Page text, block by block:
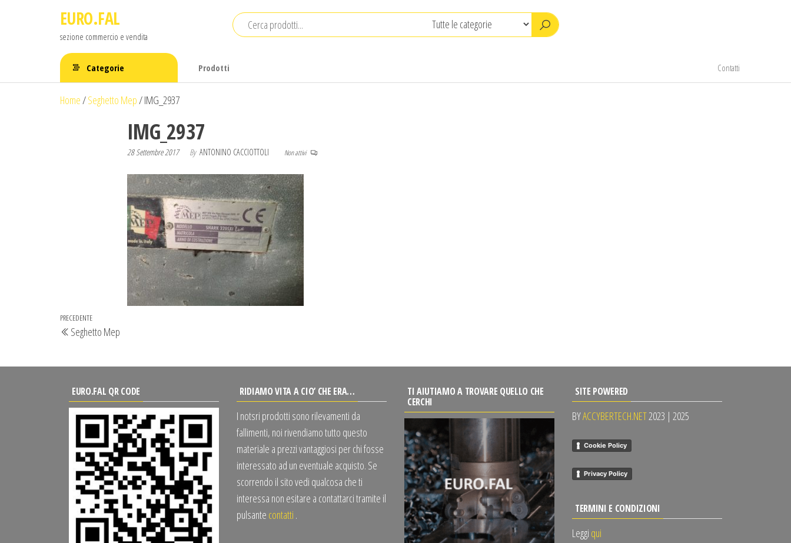
EURO.FAL
sezione commercio e vendita
Categorie Prodotti Contatti
Home/Seghetto Mep/IMG_2937
IMG_2937
28 Settembre 2017 By ANTONINO CACCIOTTOLI Non attivi
Navigazione
articoli
Articolo
precedente
PRECEDENTE
Seghetto Mep
EURO.FAL QR CODE RIDIAMO VITA A CIO’ CHE ERA…
I notsri prodotti sono rilevamenti da
fallimenti, noi rivendiamo tutto questo
materiale a prezzi vantaggiosi per chi fosse
interessato ad un eventuale acquisto. Se
scorrendo il sito vedi qualcosa che ti
interessa non esitare a contattarci tramite il
pulsante contatti .
TI AIUTIAMO A TROVARE QUELLO CHE
CERCHI
SITE POWERED
BYACCYBERTECH.NET2023 | 2025
Cookie Policy
Privacy Policy
TERMINI E CONDIZIONI
Leggi qui